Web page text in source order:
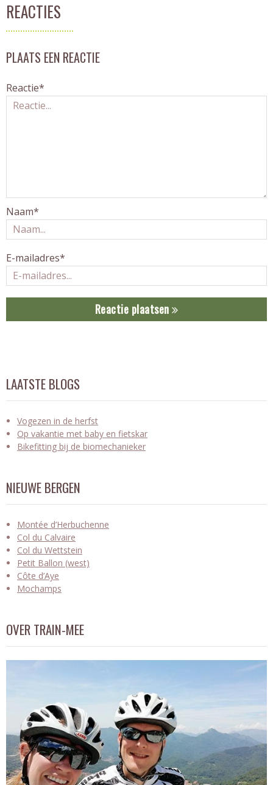
REACTIES
PLAATS EEN REACTIE
Reactie*
Naam*
E-mailadres*
Reactie plaatsen
LAATSTE BLOGS
Vogezen in de herfst
Op vakantie met baby en fietskar
Bikefitting bij de biomechanieker
NIEUWE BERGEN
Montée d’Herbuchenne
Col du Calvaire
Col du Wettstein
Petit Ballon (west)
Côte d’Aye
Mochamps
OVER TRAIN-MEE